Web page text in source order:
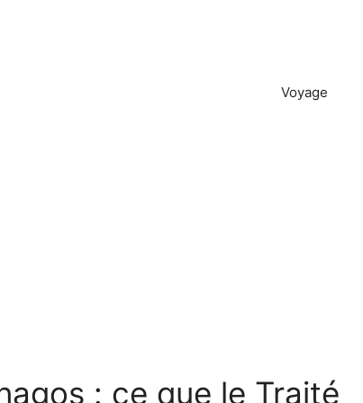
Voyage
: ce que le Traité